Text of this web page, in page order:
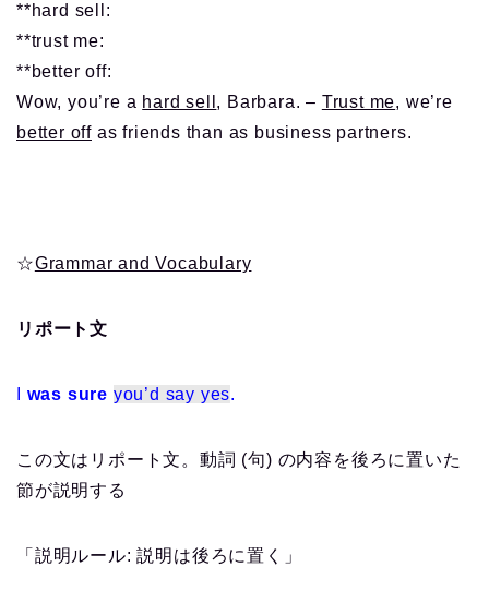
**hard sell:
**trust me:
**better off:
Wow, you’re a hard sell , Barbara. – Trust me, we’re
better off as friends than as business partners.
☆Grammar and Vocabulary
リポート文
was sure you’d say yes.
この文はリポート文。動詞 (句) の内容を後ろに置いた
節が説明する
「説明ルール: 説明は後ろに置く」